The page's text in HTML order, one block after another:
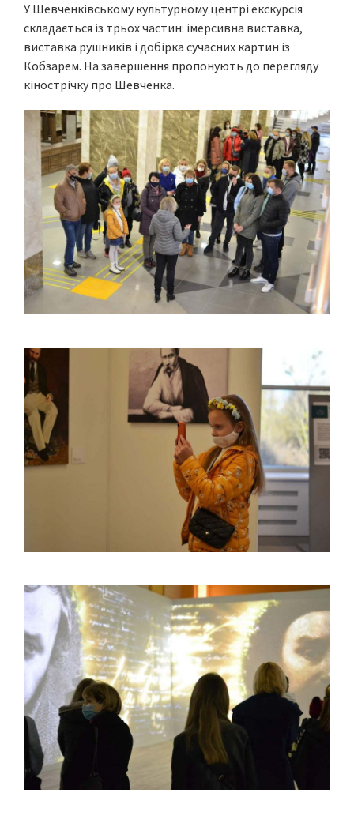
У Шевченківському культурному центрі екскурсія
складається із трьох частин: імерсивна виставка,
виставка рушників і добірка сучасних картин із
Кобзарем. На завершення пропонують до перегляду
кінострічку про Шевченка.